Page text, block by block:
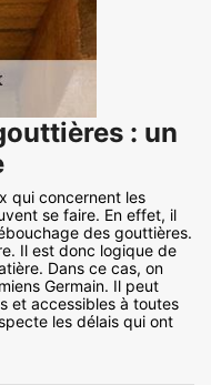
: un
qui concernent les
se faire. En effet, il
des gouttières.
Il est donc logique de
Dans ce cas, on
Germain. Il peut
et accessibles à toutes
les délais qui ont